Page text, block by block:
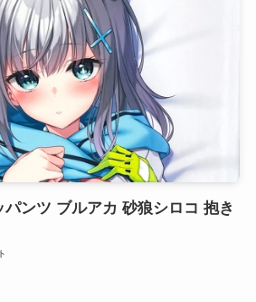
パンツ ブルアカ 砂狼シロコ 抱き